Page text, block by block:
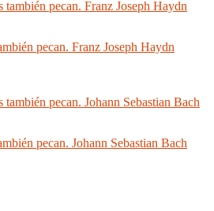
pecan. Franz Joseph Haydn
pecan. Johann Sebastian Bach